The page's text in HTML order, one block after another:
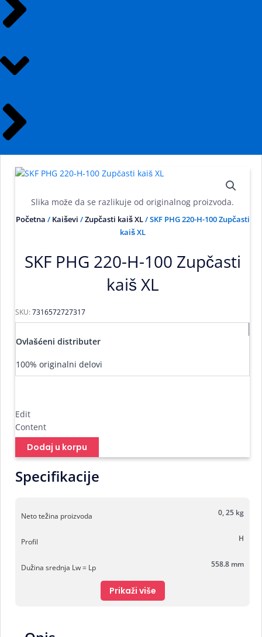
Slika može da se razlikuje od originalnog proizvoda.
Početna / Kaiševi /Zupčasti kaiš XL/ SKF PHG 220-H-100 Zupčasti
kaiš XL
SKF PHG 220-H-100 Zupčasti
kaiš XL
SKU: 7316572727317
Ovlašćeni distributer
100% originalni delovi
Edit
Content
Dodaj u korpu
Specifikacije
Neto težina proizvoda 0, 25 kg
Profil H
Dužina srednja Lw = Lp 558.8 mm
Prikaži više